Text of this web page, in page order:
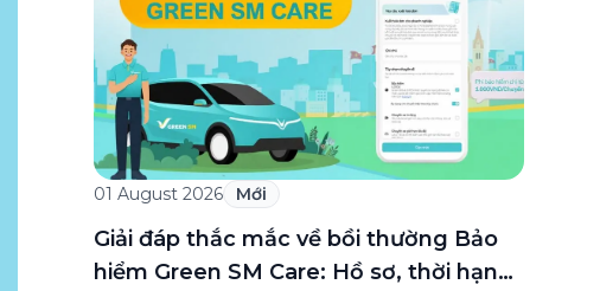
Nhân kỷ niệm 33 năm thành lập (8/8/1993
đến 8/8/2026), Green SM trân […]
01 August 2026 Mới
Giải đáp thắc mắc về bồi thường Bảo
hiểm Green SM Care: Hồ sơ, thời hạn